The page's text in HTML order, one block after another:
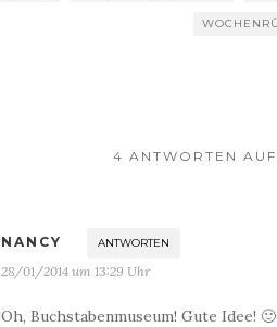
4 ANTWORTEN
NANCY ANTWORTEN
28/01/2014 um 13:29 Uhr
Oh, Buchstabenmuseum! Gute Idee! 🙂